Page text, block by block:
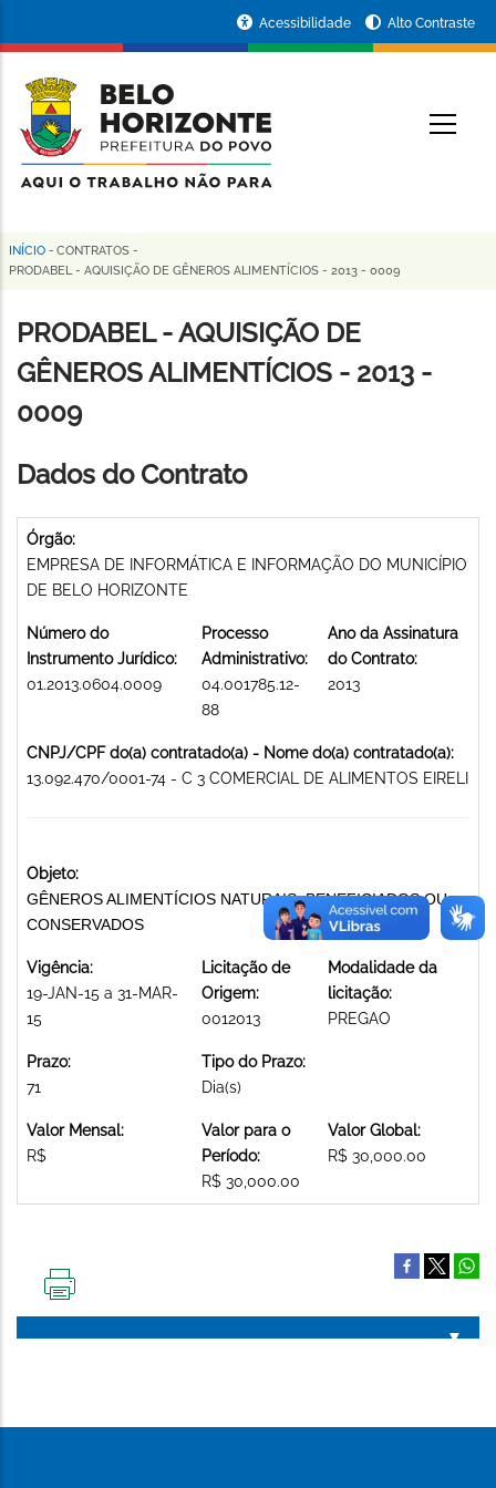
conteúdo
principal
da
Prefeitura
de
Horizonte
Acessibilidade Alto Contraste
Trilha
navegação
INÍCIO - CONTRATOS -
PRODABEL - AQUISIÇÃO DE GÊNEROS ALIMENTÍCIOS - 2013 - 0009
PRODABEL - AQUISIÇÃO DE
GÊNEROS ALIMENTÍCIOS - 2013 -
0009
Dados do Contrato
Órgão:
EMPRESA DE INFORMÁTICA E INFORMAÇÃO DO MUNICÍPIO
DE BELO HORIZONTE
Número do
Instrumento Jurídico:
01.2013.0604.0009
Processo
Administrativo:
04.001785.12-
88
Ano da Assinatura
do Contrato:
2013
CNPJ/CPF do(a) contratado(a) - Nome do(a) contratado(a):
13.092.470/0001-74 - C 3 COMERCIAL DE ALIMENTOS EIRELI
Objeto:
GÊNEROS ALIMENTÍCIOS NATURAIS, BENEFICIADOS OU
CONSERVADOS
Vigência:
19-JAN-15 a 31-MAR-
15
Licitação de
Origem:
0012013
Modalidade da
licitação:
PREGAO
Prazo:
71
Tipo do Prazo:
Dia(s)
Valor Mensal:
R$
Valor para o
Período:
R$ 30,000.00
Valor Global:
R$ 30,000.00
PÁGINA